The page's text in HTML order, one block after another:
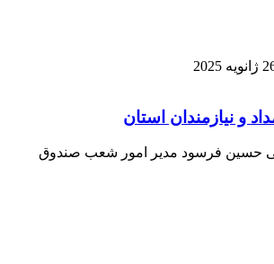
2025
و نیازمندان استان علی حسین فرسود مدیر امور شعب صندوق